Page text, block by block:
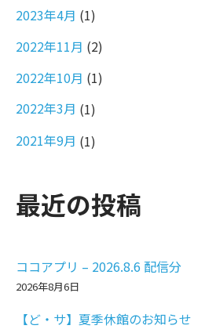
2023年4月 (1)
2022年11月 (2)
2022年10月 (1)
2022年3月 (1)
2021年9月 (1)
最近の投稿
ココアプリ – 2026.8.6 配信分
2026年8月6日
【ど・サ】夏季休館のお知らせ